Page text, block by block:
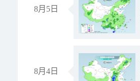
8月5日
8月4日